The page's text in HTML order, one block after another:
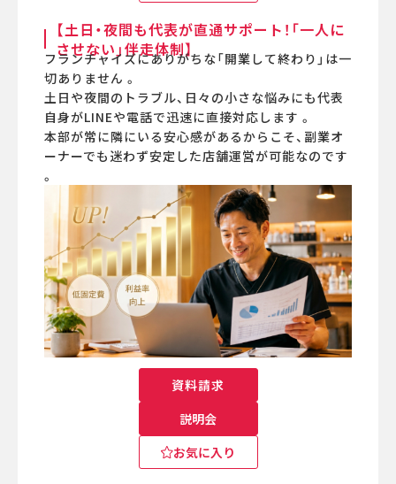
【土日・夜間も代表が直通サポート！「一人に
させない」伴走体制】
フランチャイズにありがちな「開業して終わり」は一
切ありません 。
土日や夜間のトラブル、日々の小さな悩みにも代表
自身がLINEや電話で迅速に直接対応します 。
本部が常に隣にいる安心感があるからこそ、副業オ
ーナーでも迷わず安定した店舗運営が可能なのです
。
資料請求
説明会
お気に入り